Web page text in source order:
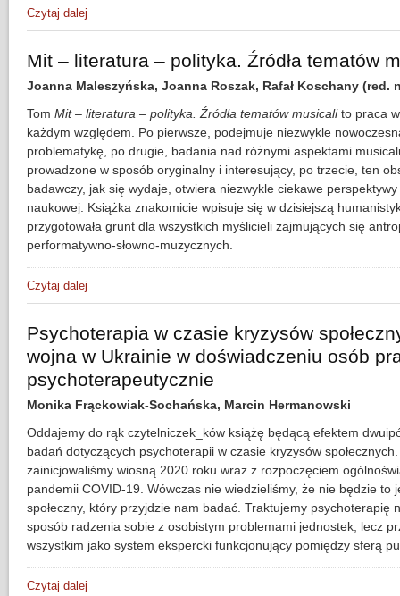
Czytaj dalej
Mit – literatura – polityka. Źródła tematów
Joanna Maleszyńska, Joanna Roszak, Rafał Koschany (red.
Tom Mit – literatura – polityka. Źródła tematów musicalito praca
każdym względem. Po pierwsze, podejmuje niezwykle
problematykę, po drugie, badania nad różnymi aspektami
prowadzone w sposób oryginalny i interesujący, po trzecie, ten
badawczy, jak się wydaje, otwiera niezwykle ciekawe
naukowej. Książka znakomicie wpisuje się w dzisiejszą
przygotowała grunt dla wszystkich myślicieli zajmujących się
performatywno-słowno-muzycznych.
Czytaj dalej
Psychoterapia w czasie kryzysów
wojna w Ukrainie w doświadczeniu osób
psychoterapeutycznie
Monika Frąckowiak-Sochańska, Marcin Hermanowski
Oddajemy do rąk czytelniczek_ków książę będącą efektem
badań dotyczących psychoterapii w czasie kryzysów
zainicjowaliśmy wiosną 2020 roku wraz z rozpoczęciem
pandemii COVID-19. Wówczas nie wiedzieliśmy, że nie będzie to
społeczny, który przyjdzie nam badać. Traktujemy psychoterapię
sposób radzenia sobie z osobistym problemami jednostek, lecz
wszystkim jako system ekspercki funkcjonujący pomiędzy sferą
Czytaj dalej